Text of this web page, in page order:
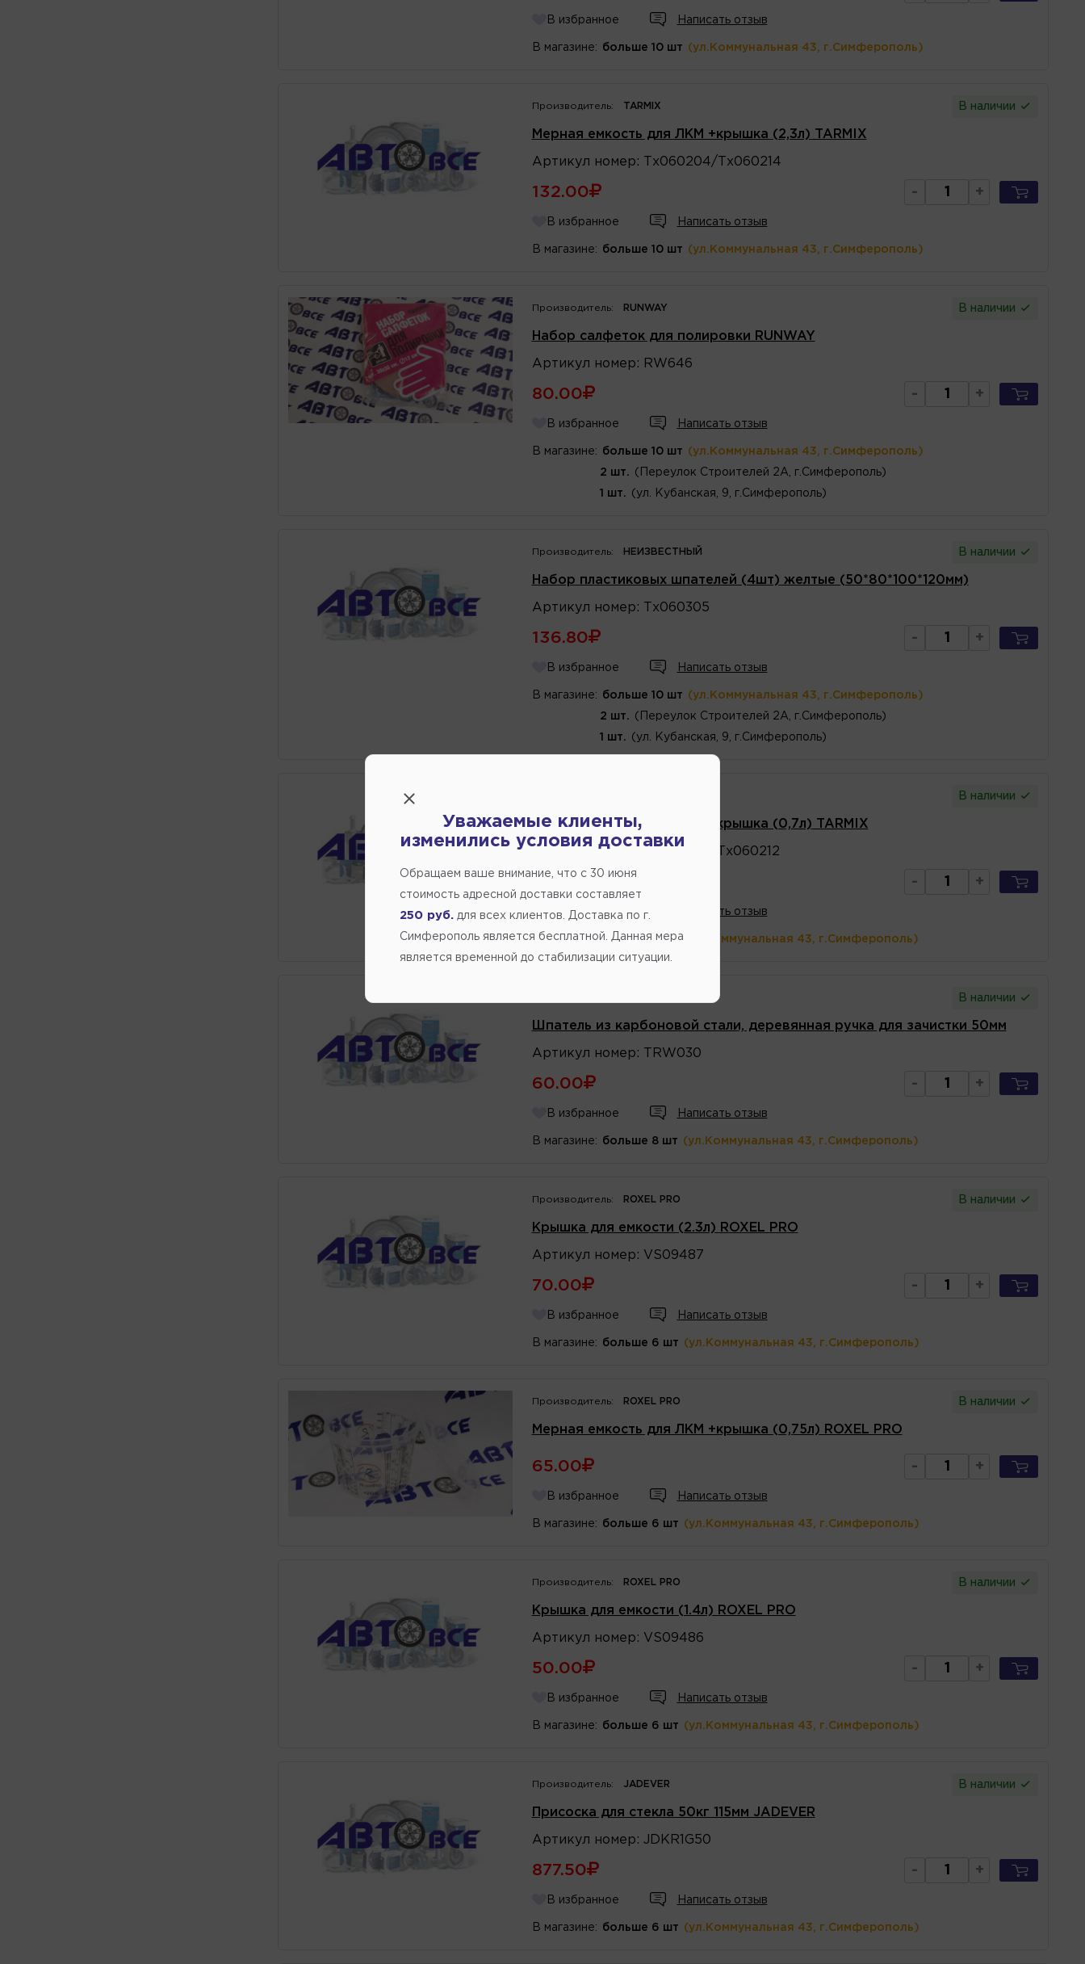
В избранное Написать отзыв
В магазине: больше 10 шт (ул.Коммунальная 43, г.Симферополь)
Производитель: TARMIX В наличии
Мерная емкость для ЛКМ +крышка (2,3л) TARMIX
Артикул номер : Тх060204/Тх060214
132.00 - +
В избранное Написать отзыв
В магазине: больше 10 шт (ул.Коммунальная 43, г.Симферополь)
Производитель: RUNWAY В наличии
Набор салфеток для полировки RUNWAY
Артикул номер : RW646
80.00 - +
В избранное Написать отзыв
В магазине: больше 10 шт (ул.Коммунальная 43, г.Симферополь)
2 шт. (Переулок Строителей 2А, г.Симферополь)
1 шт. (ул. Кубанская, 9, г.Симферополь)
Производитель: НЕИЗВЕСТНЫЙ В наличии
Набор пластиковых шпателей (4шт) желтые (50*80*100*120мм)
Артикул номер : Тх060305
136.80 - +
В избранное Написать отзыв
В магазине: больше 10 шт (ул.Коммунальная 43, г.Симферополь)
2 шт. (Переулок Строителей 2А, г.Симферополь)
1 шт. (ул. Кубанская, 9, г.Симферополь)
В наличии
Мерная емкость для ЛКМ +крышка (0,7л) TARMIX
номер Тх060202/Тх060212
61.60 - +
В избранное Написать отзыв
В магазине: больше 8 шт (ул.Коммунальная 43, г.Симферополь)
В наличии
Шпатель из карбоновой стали, деревянная ручка для зачистки 50мм
Артикул номер : TRW030
60.00 - +
В избранное Написать отзыв
В магазине: больше 8 шт (ул.Коммунальная 43, г.Симферополь)
Производитель: ROXEL PRO В наличии
Крышка для емкости (2.3л) ROXEL PRO
Артикул номер : VS09487
70.00 - +
В избранное Написать отзыв
В магазине: больше 6 шт (ул.Коммунальная 43, г.Симферополь)
Производитель: ROXEL PRO В наличии
Мерная емкость для ЛКМ +крышка (0,75л) ROXEL PRO
65.00 - +
В избранное Написать отзыв
В магазине: больше 6 шт (ул.Коммунальная 43, г.Симферополь)
Производитель: ROXEL PRO В наличии
Крышка для емкости (1.4л) ROXEL PRO
Артикул номер : VS09486
50.00 - +
В избранное Написать отзыв
В магазине: больше 6 шт (ул.Коммунальная 43, г.Симферополь)
Производитель: JADEVER В наличии
Присоска для стекла 50кг 115мм JADEVER
Артикул номер : JDKR1G50
877.50 - +
В избранное Написать отзыв
В магазине: больше 6 шт (ул.Коммунальная 43, г.Симферополь)
Уважаемые клиенты,
изменились условия доставки
Обращаем ваше внимание, что c 30 июня
стоимость адресной доставки составляет
250 руб. для всех клиентов. Доставка по г.
Симферополь является бесплатной. Данная мера
является временной до стабилизации ситуации.